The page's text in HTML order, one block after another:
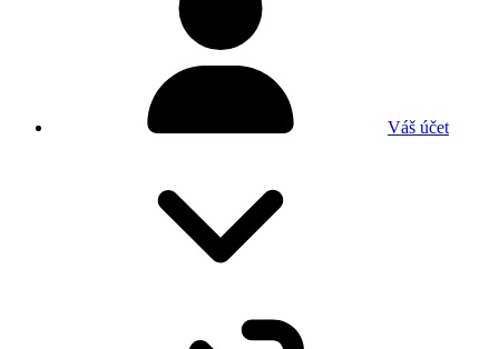
Váš účet